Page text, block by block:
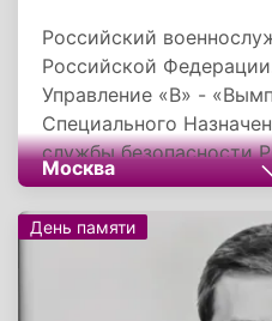
Российский
Российской
Управление «В» -
Специального
службы безопасности
обороны осажденного
общежития ФСБ в
Москва
День памяти